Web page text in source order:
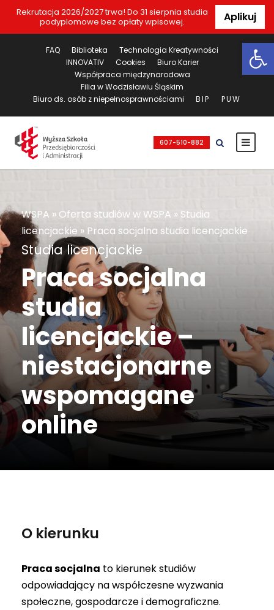
Rekrutacja 2026/2027 trwa! Do 31 sierpnia studia
podyplomowe bez opłaty wpisowej.
Aplikuj
FAQ Biblioteka
Technologia Kreatywności
INNOVATIV
Cookies
Biuro Karier
Współpraca międzynarodowa
Filia w Wodzisławiu Śląskim
Biuro ds. osób z niepełnosprawnościami
BIP PUW
607-510-882
WSPA » Oferta studiów w WSPA » Studia
licencjackie » Praca socjalna studia licencjackie
Studia licencjackie
Praca socjalna
studia
licencjackie –
niestacjonarne
wspomagane
online
O kierunku
Praca socjalna to kierunek studiów
odpowiadający na współczesne wyzwania
społeczne, gospodarcze i demograficzne.